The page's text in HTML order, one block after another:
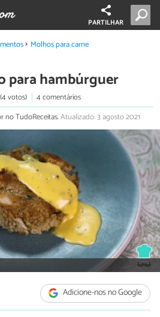
PARTILHAR
Molhos para carne
para hambúrguer
votos)
4 comentários
no TudoReceitas.Atualizado: 3 agosto 2021
Adicione-nos no Google